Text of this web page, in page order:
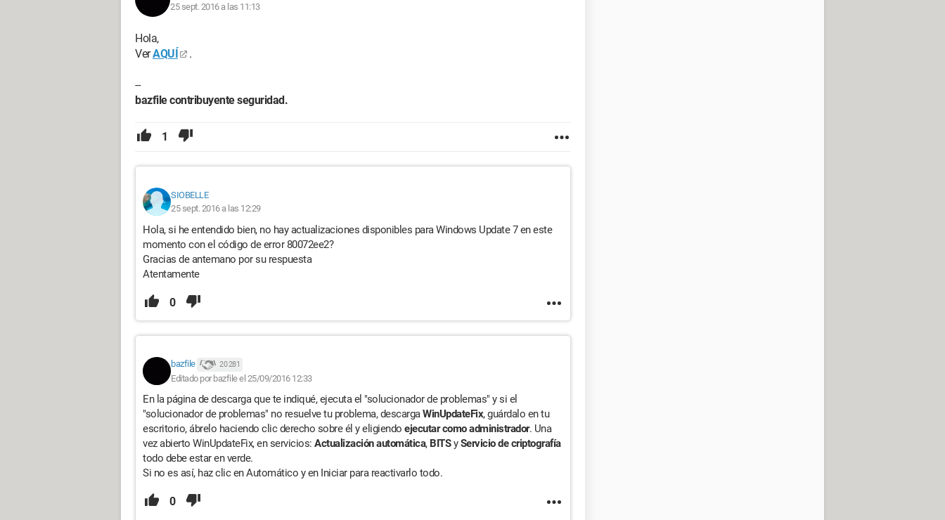
25 sept. 2016 a las 11:13
Hola,
VerAQUÍ .
--
bazfile contribuyente seguridad.
1
SIOBELLE
25 sept. 2016 a las 12:29
Hola, si he entendido bien, no hay actualizaciones disponibles para Windows Update 7 en este
momento con el código de error 80072ee2?
Gracias de antemano por su respuesta
Atentamente
0
bazfile 20 281
Editado por bazfile el 25/09/2016 12:33
En la página de descarga que te indiqué, ejecuta el "solucionador de problemas" y si el
"solucionador de problemas" no resuelve tu problema, descargaWinUpdateFix, guárdalo en tu
escritorio, ábrelo haciendo clic derecho sobre él y eligiendo ejecutar como administrador. Una
vez abierto WinUpdateFix, en servicios: Actualización automática, BITSyServicio de criptografía
todo debe estar en verde.
Si no es así, haz clic en Automático y en Iniciar para reactivarlo todo.
0